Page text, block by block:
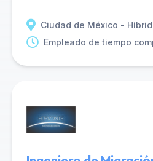
Ciudad de México -
Empleado de tiempo